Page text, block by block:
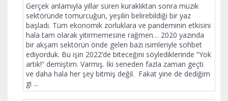
Gerçek anlamıyla yıllar süren kuraklıktan sonra müzik
sektöründe tomurcuğun, yeşilin belirebildiği bir yaz
başladı. Tüm ekonomik zorluklara ve pandeminin etkisini
hala tam olarak yitirmemesine rağmen… 2020 yazında
bir akşam sektörün önde gelen bazı isimleriyle sohbet
ediyorduk. Bu işin 2022’de biteceğini söylediklerinde “Yok
artık!” demiştim. Varmış. İki seneden fazla zaman geçti
ve daha hala her şey bitmiş değil. Fakat yine de dediğim
gi ...